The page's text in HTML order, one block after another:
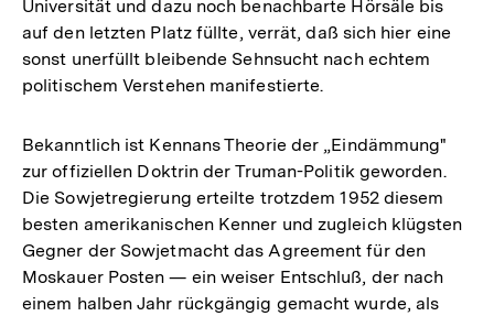
Universität und dazu noch benachbarte Hörsäle bis
auf den letzten Platz füllte, verrät, daß sich hier eine
sonst unerfüllt bleibende Sehnsucht nach echtem
politischem Verstehen manifestierte.
Bekanntlich ist Kennans Theorie der „Eindämmung"
zur offiziellen Doktrin der Truman-Politik geworden.
Die Sowjetregierung erteilte trotzdem 1952 diesem
besten amerikanischen Kenner und zugleich klügsten
Gegner der Sowjetmacht das Agreement für den
Moskauer Posten — ein weiser Entschluß, der nach
einem halben Jahr rückgängig gemacht wurde, als